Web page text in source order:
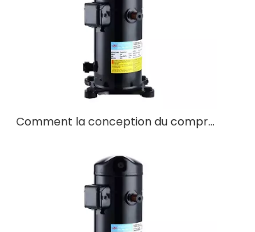
Comment la conception du compresseur Scroll réduit-elle les points de défaillance mécanique ?